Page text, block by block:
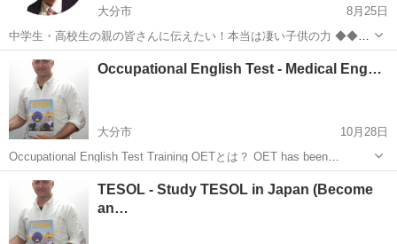
大分市
8月25日
中学生・高校生の親の皆さんに伝えたい！本当は凄い子供の力 ◆◆◆
今なら【無料レッスン3回付き】キャンペーン中◆◆◆ 詳しくはこち
ら→https://peraichi.com/landing_pages/view/f2...
大分
Occupational English Test - Medical Eng…
大分市
10月28日
Occupational English Test Training OETとは？ OET has been
developed specifically for 12 healthcare profession...
大分
TESOL - Study TESOL in Japan (Become
an…